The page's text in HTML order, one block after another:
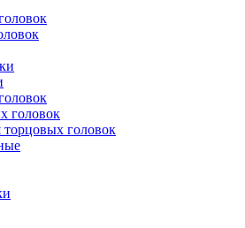
головок
головок